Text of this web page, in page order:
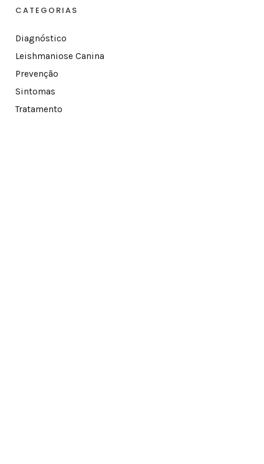
CATEGORIAS
Diagnóstico
Leishmaniose Canina
Prevenção
Sintomas
Tratamento